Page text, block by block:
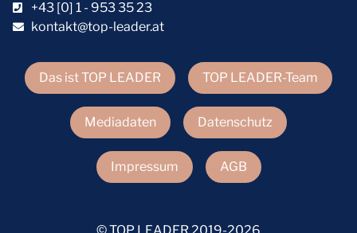
Das ist TOP LEADER TOP LEADER-Team
Mediadaten Datenschutz
Impressum AGB
+43 [0] 1 - 953 35 23
kontakt@top-leader.at